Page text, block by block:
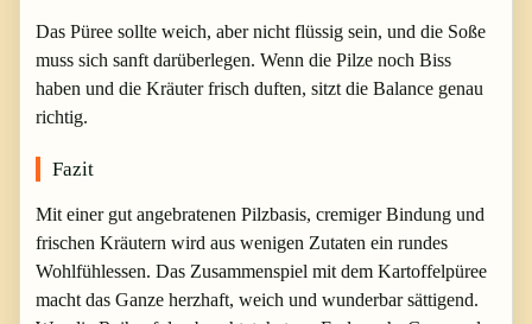
Das Püree sollte weich, aber nicht flüssig sein, und die Soße
muss sich sanft darüberlegen. Wenn die Pilze noch Biss
haben und die Kräuter frisch duften, sitzt die Balance genau
richtig.
Fazit
Mit einer gut angebratenen Pilzbasis, cremiger Bindung und
frischen Kräutern wird aus wenigen Zutaten ein rundes
Wohlfühlessen. Das Zusammenspiel mit dem Kartoffelpüree
macht das Ganze herzhaft, weich und wunderbar sättigend.